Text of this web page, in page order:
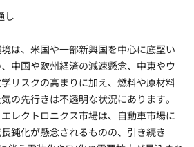
し
は、米国や一部新興国を中心に底堅い
中国や欧州経済の減速懸念、中東やウ
リスクの高まりに加え、燃料や原材料
の先行きは不透明な状況にあります。
レクトロニクス市場は、自動車市場に
鈍化が懸念されるものの、引き続き